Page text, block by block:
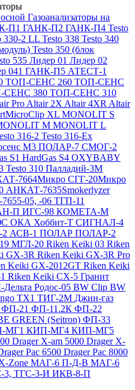
Газоанализаторы на
П1 ГАНК-П2 ГАНК-П4 Testo
330-2 LL Testo 338 Testo 340
Testo 350 (блок
535 Лидер 01 Лидер 02
041 ГАНК-П5 АТЕСТ-1
ТОП-СЕНС 260 ТОП-СЕНС
СЕНС 380 ТОП-СЕНС 310
Pro Altair 2X Altair 4XR Altair
XL MONOLIT S
M MONOLIT L
316-2 Testo 316-Ex
М3 ПОЛАР-7 СМОГ-2
S1 HardGas S4 OXYBABY
Testo 310 Палладий-3М
7664Микро СГГ-20Микро
АНКАТ-7635Smokerlyzer
05, -06 ТГП-11
П ИГС-98 КОМЕТА-М
ОКА Хоббит-Т СИГНАЛ-4
АСВ-1 ПОЛАР ПОЛАР-2
МГЛ-20 Riken Keiki 03 Riken
GX-3R Riken Keiki GX-3R Pro
Keiki GX-2012GT Riken Keiki
Riken Keiki CX-5 Гранит
Родос-05 BW Clip BW
TX1 ТИГ-2М Джин-газ
ФП-21 ФП-11.2К ФП-22
GREEN (Seitron) ФП-33
МГ1 КИП-МГ4 КИП-МГ5
Drager X-am 5000 Drager X-
Pac 6500 Drager Pac 8000
Zone МАГ-6 П-Д-В МАГ-6
3, ТГС-3-И ИКВ-8-П